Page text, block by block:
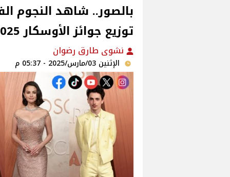
بالصور.. شاهد النجوم
توزيع جوائز الأوسكار 2025
نشوى طارق رضوان
الإثنين 03/مارس/2025 - 05:37 م